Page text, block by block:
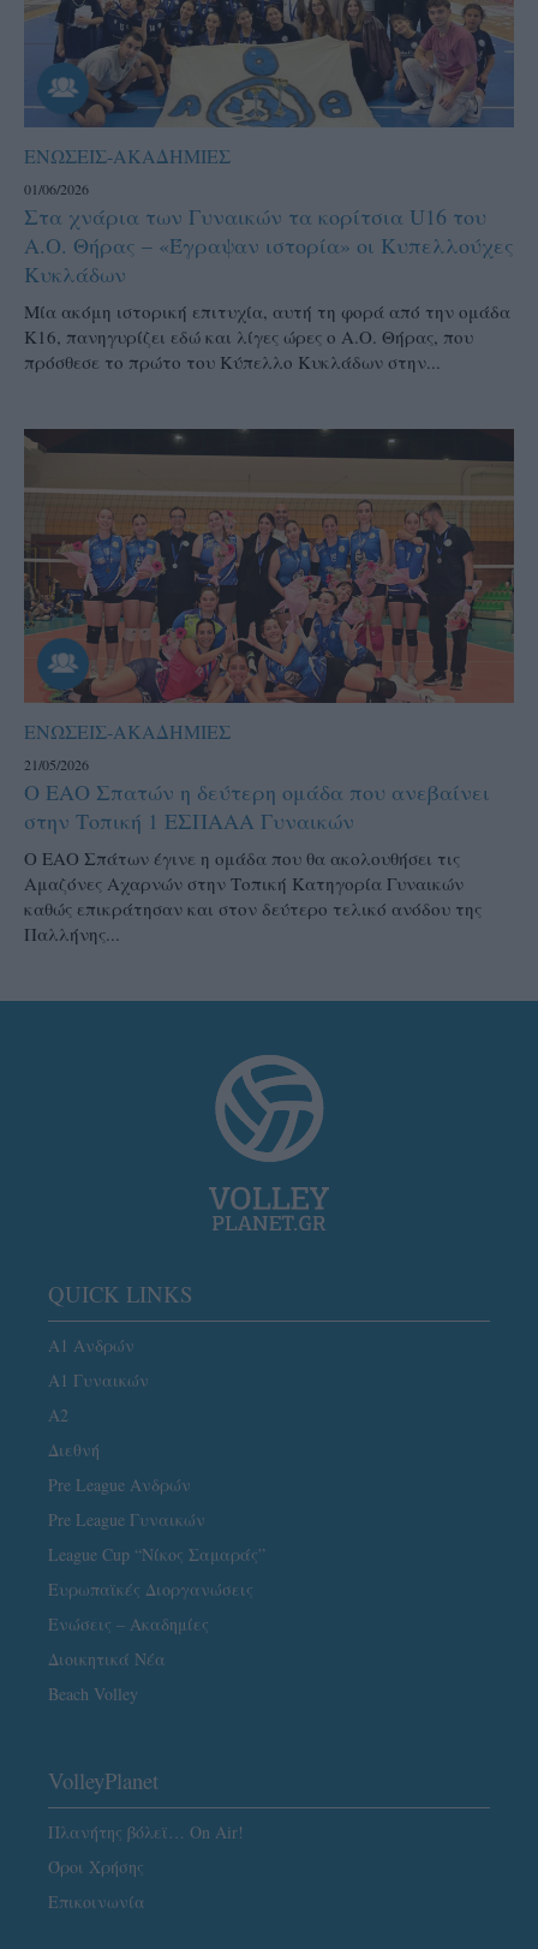
ΕΝΩΣΕΙΣ-ΑΚΑΔΗΜΙΕΣ
01/06/2026
Στα χνάρια των Γυναικών τα κορίτσια U16 του
Α.Ο. Θήρας – «Έγραψαν ιστορία» οι Κυπελλούχες
Κυκλάδων
Μία ακόμη ιστορική επιτυχία, αυτή τη φορά από την ομάδα
Κ16, πανηγυρίζει εδώ και λίγες ώρες ο Α.Ο. Θήρας, που
πρόσθεσε το πρώτο του Κύπελλο Κυκλάδων στην...
ΕΝΩΣΕΙΣ-ΑΚΑΔΗΜΙΕΣ
21/05/2026
Ο ΕΑΟ Σπατών η δεύτερη ομάδα που ανεβαίνει
στην Τοπική 1 ΕΣΠΑΑΑ Γυναικών
Ο ΕΑΟ Σπάτων έγινε η ομάδα που θα ακολουθήσει τις
Αμαζόνες Αχαρνών στην Τοπική Κατηγορία Γυναικών
καθώς επικράτησαν και στον δεύτερο τελικό ανόδου της
Παλλήνης...
QUICK LINKS
Α1 Ανδρών
Α1 Γυναικών
A2
Διεθνή
Pre League Ανδρών
Pre League Γυναικών
League Cup “Νίκος Σαμαράς”
Ευρωπαϊκές Διοργανώσεις
Ενώσεις – Ακαδημίες
Διοικητικά Νέα
Beach Volley
VolleyPlanet
Πλανήτης βόλεϊ… On Air!
Όροι Χρήσης
Επικοινωνία